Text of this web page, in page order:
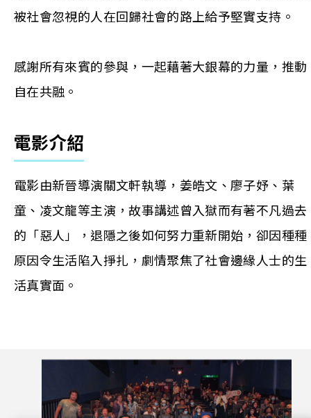
被社會忽視的人在回歸社會的路上給予堅實支持。
感謝所有來賓的參與，一起藉著大銀幕的力量，推動
自在共融。
電影介紹
電影由新晉導演關文軒執導，姜皓文、廖子妤、葉
童、凌文龍等主演，故事講述曾入獄而有著不凡過去
的「惡人」，退隱之後如何努力重新開始，卻因種種
原因令生活陷入掙扎，劇情聚焦了社會邊緣人士的生
活真實面。